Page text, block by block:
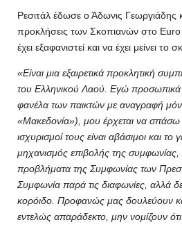
Ρεσιτάλ έδωσε ο Άδωνις Γεωργιάδης
προκλήσεις των Σκοπιανών στο
έχει εξαφανιστεί και να έχει μείνει το
«Είναι μια εξαιρετικά προκλητική
του Ελληνικού Λαού. Εγώ
φανέλα των παικτών με αναγραφή
«Μακεδονία»), μου έρχεται να σπάσω
ισχυρισμοί τους είναι αβάσιμοι και το
μηχανισμός επιβολής της συμφωνίας,
προβλήματα της Συμφωνίας των
Συμφωνία παρά τις διαφωνίες, αλλά
κορόιδο. Προφανώς μας δουλεύουν
εντελώς απαράδεκτο, μην νομίζουν